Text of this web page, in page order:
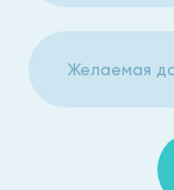
если обратиться
диагностику,